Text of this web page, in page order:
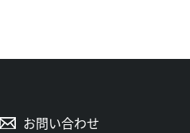
お問い合わせ